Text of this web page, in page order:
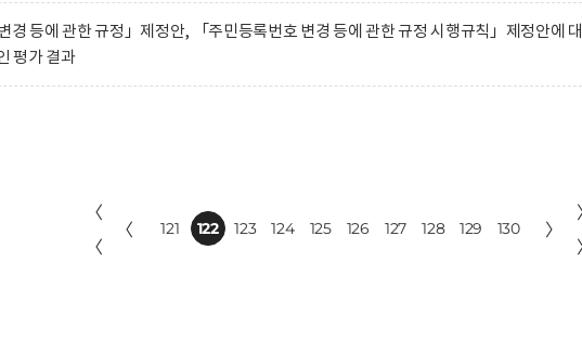
경 등에 관한 규정」제정안, 「주민등록번호 변경 등에 관한 규정 시행규칙」제정안에
평가 결과
〈
〈
〈 121 122 123 124 125 126 127 128 129 130 〉